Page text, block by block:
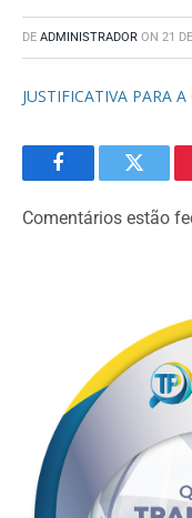
DE ADMINISTRADOR ON 21
JUSTIFICATIVA PARA
FacebookTwitter
Comentários estão